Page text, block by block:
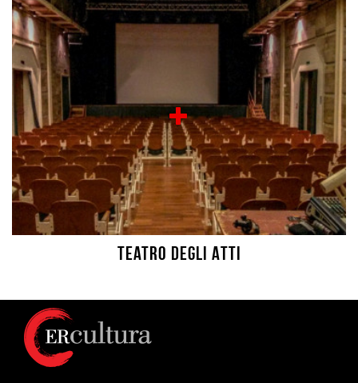
Teatro degli Atti